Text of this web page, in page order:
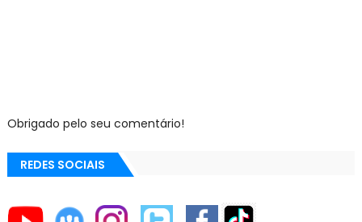
Obrigado pelo seu comentário!
REDES SOCIAIS